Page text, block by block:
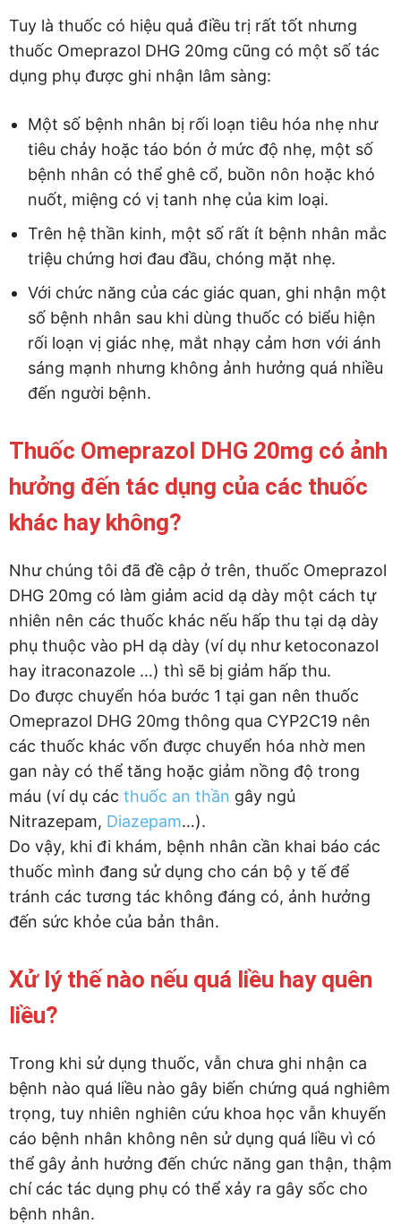
Tuy là thuốc có hiệu quả điều trị rất tốt nhưng
thuốc Omeprazol DHG 20mg cũng có một số tác
dụng phụ được ghi nhận lâm sàng:
Một số bệnh nhân bị rối loạn tiêu hóa nhẹ như
tiêu chảy hoặc táo bón ở mức độ nhẹ, một số
bệnh nhân có thể ghê cổ, buồn nôn hoặc khó
nuốt, miệng có vị tanh nhẹ của kim loại.
Trên hệ thần kinh, một số rất ít bệnh nhân mắc
triệu chứng hơi đau đầu, chóng mặt nhẹ.
Với chức năng của các giác quan, ghi nhận một
số bệnh nhân sau khi dùng thuốc có biểu hiện
rối loạn vị giác nhẹ, mắt nhạy cảm hơn với ánh
sáng mạnh nhưng không ảnh hưởng quá nhiều
đến người bệnh.
Thuốc Omeprazol DHG 20mg có ảnh
hưởng đến tác dụng của các thuốc
khác hay không?
Như chúng tôi đã đề cập ở trên, thuốc Omeprazol
DHG 20mg có làm giảm acid dạ dày một cách tự
nhiên nên các thuốc khác nếu hấp thu tại dạ dày
phụ thuộc vào pH dạ dày (ví dụ như ketoconazol
hay itraconazole …) thì sẽ bị giảm hấp thu.
Do được chuyển hóa bước 1 tại gan nên thuốc
Omeprazol DHG 20mg thông qua CYP2C19 nên
các thuốc khác vốn được chuyển hóa nhờ men
gan này có thể tăng hoặc giảm nồng độ trong
máu (ví dụ các thuốc an thần gây ngủ
Nitrazepam, Diazepam…).
Do vậy, khi đi khám, bệnh nhân cần khai báo các
thuốc mình đang sử dụng cho cán bộ y tế để
tránh các tương tác không đáng có, ảnh hưởng
đến sức khỏe của bản thân.
Xử lý thế nào nếu quá liều hay quên
liều?
Trong khi sử dụng thuốc, vẫn chưa ghi nhận ca
bệnh nào quá liều nào gây biến chứng quá nghiêm
trọng, tuy nhiên nghiên cứu khoa học vẫn khuyến
cáo bệnh nhân không nên sử dụng quá liều vì có
thể gây ảnh hưởng đến chức năng gan thận, thậm
chí các tác dụng phụ có thể xảy ra gây sốc cho
bệnh nhân.